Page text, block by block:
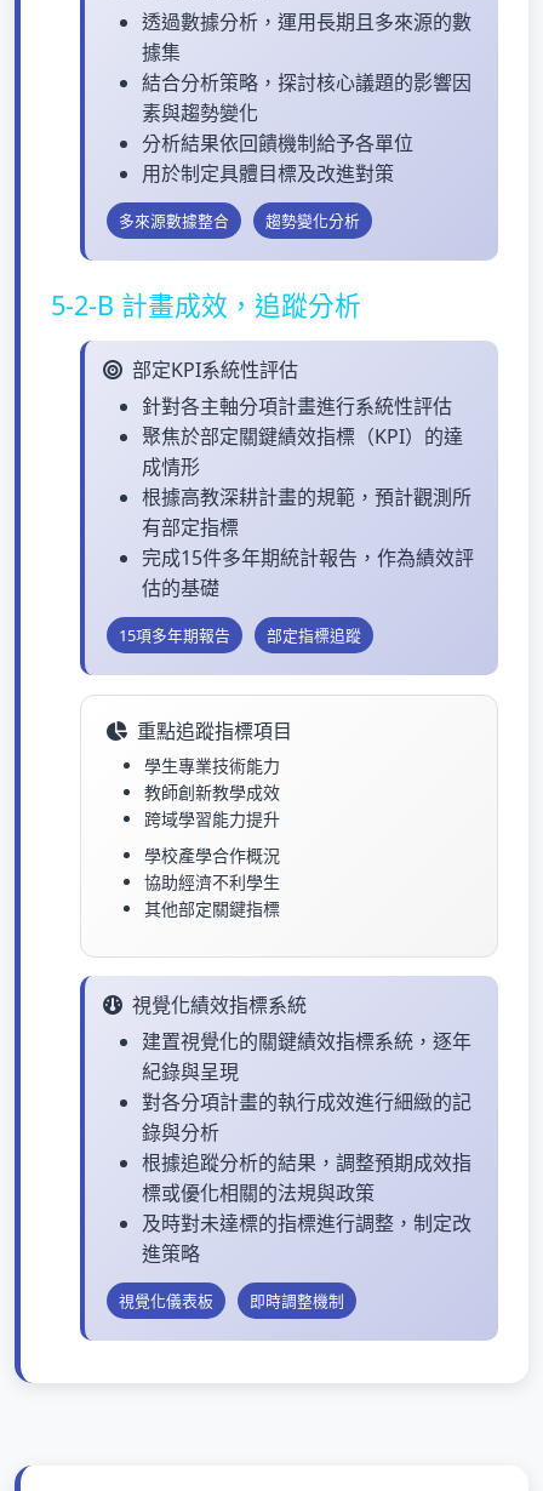
透過數據分析，運用長期且多來源的數
據集
結合分析策略，探討核心議題的影響因
素與趨勢變化
分析結果依回饋機制給予各單位
用於制定具體目標及改進對策
多來源數據整合 趨勢變化分析
5-2-B 計畫成效，追蹤分析
部定KPI系統性評估
針對各主軸分項計畫進行系統性評估
聚焦於部定關鍵績效指標（KPI）的達
成情形
根據高教深耕計畫的規範，預計觀測所
有部定指標
完成15件多年期統計報告，作為績效評
估的基礎
15項多年期報告 部定指標追蹤
重點追蹤指標項目
學生專業技術能力
教師創新教學成效
跨域學習能力提升
學校產學合作概況
協助經濟不利學生
其他部定關鍵指標
視覺化績效指標系統
建置視覺化的關鍵績效指標系統，逐年
紀錄與呈現
對各分項計畫的執行成效進行細緻的記
錄與分析
根據追蹤分析的結果，調整預期成效指
標或優化相關的法規與政策
及時對未達標的指標進行調整，制定改
進策略
視覺化儀表板 即時調整機制